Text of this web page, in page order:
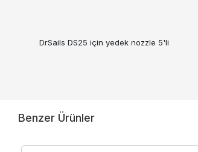
DrSails DS25 için yedek nozzle 5'li
Benzer Ürünler